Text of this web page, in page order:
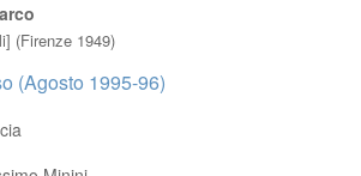
(Firenze 1949)
(Agosto 1995-96)